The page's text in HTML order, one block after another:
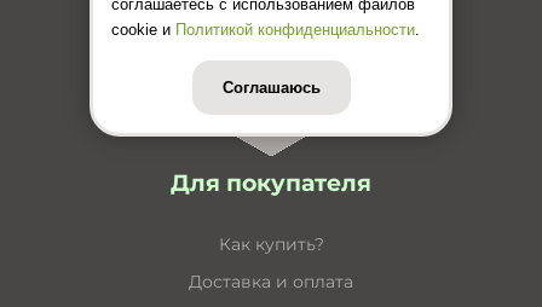
Цены (Прайс-лист)
Для покупателя
Как купить?
Доставка и оплата
соглашаетесь с использованием файлов
cookie и Политикой конфиденциальности.
Соглашаюсь